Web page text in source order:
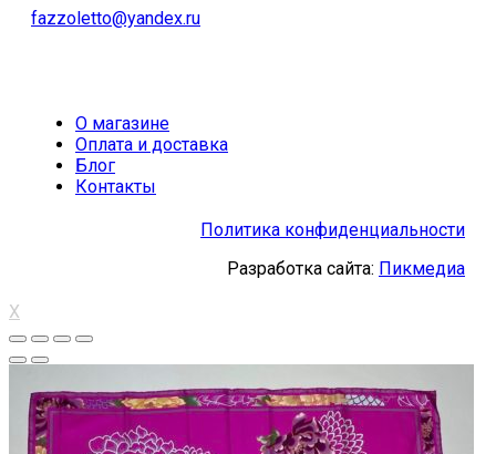
fazzoletto@yandex.ru
О магазине
Оплата и доставка
Блог
Контакты
Политика конфиденциальности
Разработка сайта: Пикмедиа
X